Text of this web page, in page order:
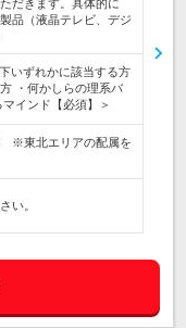
だきます。具体的に
品（液晶テレビ、デジ
いずれかに該当する方
・何かしらの理系バ
インド【必須】＞
※東北エリアの配属を
い。